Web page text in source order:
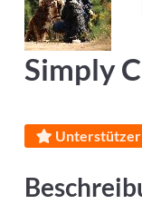
Simply
Unterstützer